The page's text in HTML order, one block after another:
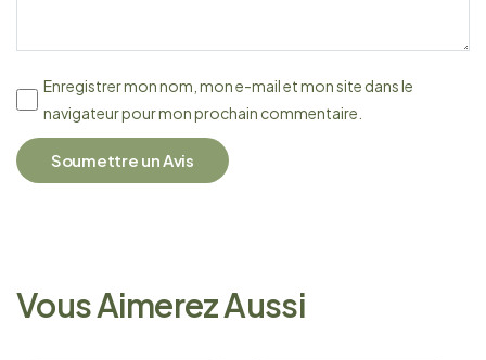
Enregistrer mon nom, mon e-mail et mon site dans le
navigateur pour mon prochain commentaire.
Soumettre un Avis
Vous Aimerez Aussi